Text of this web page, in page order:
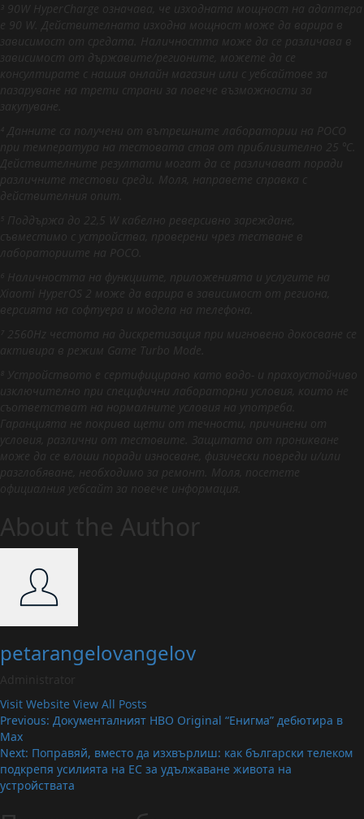
³ 90W HyperCharge означава, че изходната мощност на адаптера
е 90 W. Действителната изходна мощност може да варира в
зависимост от средата. Наличността може да се различава в
зависимост от държавите/регионите, можете да се
консултирате с нашия онлайн магазин или с уебсайтове за
пазаруване на трети страни за повече възможности за
закупуване.
⁴ Данните са получени от вътрешните лаборатории на POCO
при температура на тестовата стая от приблизително 25 ℃.
Действителните резултати могат да се различават поради
различните тестови среди. Моля, направете справка с
действителния опит.
⁵ Поддържа до 22,5 W кабелно реверсивно зареждане,
съвместимо с устройства, проверени чрез тестване в
лабораториите на POCO.
⁶ Наличността на функциите, приложенията и услугите на
Xiaomi HyperOS 2 може да варира в зависимост от региона,
версията на софтуера и модела на телефона.
⁷ 2560Hz честота на дискретизация при мигновено докосване се
активира в режим Game Turbo Mode.
⁸ Устройството е сертифицирано като водо- и прахоустойчиво
изключително при специфични лабораторни условия, които не
съответстват на нормалните условия на употреба.
Гаранцията не покрива щети от течности, причинени от
условия, различни от тестовите. Защитата от проникване
може да се влоши поради износване, физически повреди и/или
разглобяване, необходимо за ремонт. Моля, посетете
официалния уебсайт за повече информация.
About the Author
petarangelovangelov
Administrator
Visit Website View All Posts
Post
navigation
Previous: Документалният HBO Original “Енигма” дебютира в
Max
Next: Поправяй, вместо да изхвърлиш: как български телеком
подкрепя усилията на ЕС за удължаване живота на
устройствата